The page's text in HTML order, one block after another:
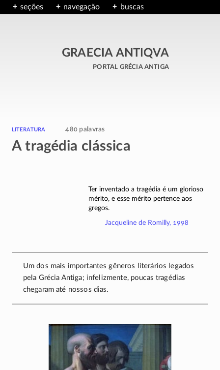
seções navegação buscas
GRAECIA ANTIQVA
portal grécia antiga
literatura 480 palavras
A tragédia clássica
Ter inventado a tragédia é um glorioso
mérito, e esse mérito pertence aos
gregos.
Jacqueline de Romilly, 1998
Um dos mais importantes gêneros literários legados
pela Grécia Antiga; infelizmente, poucas tragédias
chegaram até nossos dias.